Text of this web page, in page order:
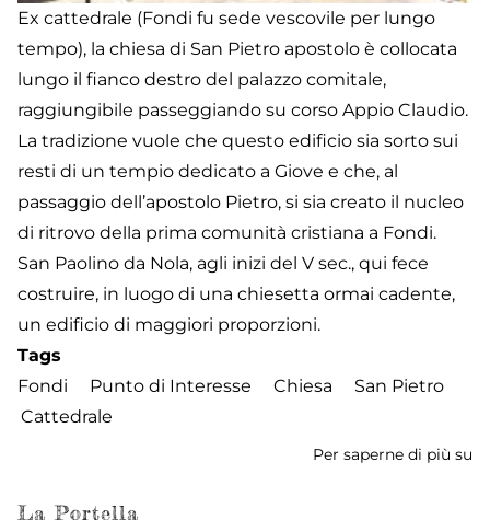
Ex cattedrale (Fondi fu sede vescovile per lungo
tempo), la chiesa di San Pietro apostolo è collocata
lungo il fianco destro del palazzo comitale,
raggiungibile passeggiando su corso Appio Claudio.
La tradizione vuole che questo edificio sia sorto sui
resti di un tempio dedicato a Giove e che, al
passaggio dell’apostolo Pietro, si sia creato il nucleo
di ritrovo della prima comunità cristiana a Fondi.
San Paolino da Nola, agli inizi del V sec., qui fece
costruire, in luogo di una chiesetta ormai cadente,
un edificio di maggiori proporzioni.
Tags
Fondi
Punto di Interesse Chiesa
San Pietro
Cattedrale
Per saperne di più su
La Portella